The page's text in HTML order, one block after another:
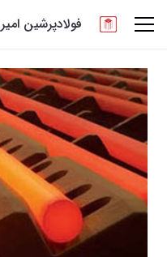
فولادپرشین امیر